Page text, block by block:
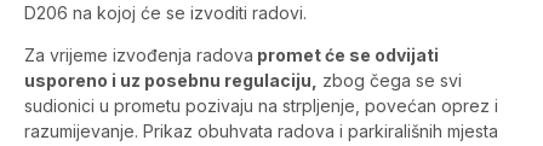
D206 na kojoj će se izvoditi radovi.
Za vrijeme izvođenja radova promet će se odvijati
usporeno i uz posebnu regulaciju,
zbog čega se svi
sudionici u prometu pozivaju na strpljenje, povećan oprez i
razumijevanje. Prikaz obuhvata radova i parkirališnih mjesta